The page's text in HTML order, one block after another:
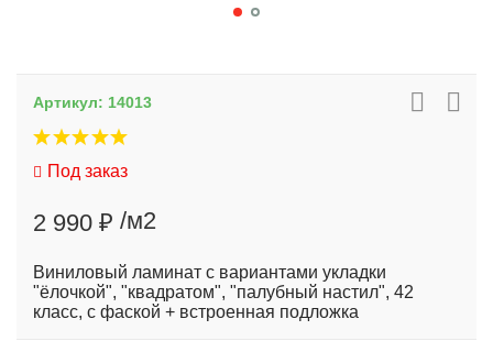
Артикул: 14013
Под заказ
2 990 ₽ /м2
Виниловый ламинат с вариантами укладки
"ёлочкой", "квадратом", "палубный настил", 42
класс, с фаской + встроенная подложка